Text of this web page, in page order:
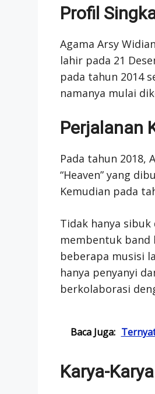
Profil
Agama Arsy
lahir pada 21
pada tahun 2014
namanya mulai
Perjalanan
Pada tahun 2018,
“Heaven” yang
Kemudian pada
Tidak hanya
membentuk band
beberapa musisi
hanya penyanyi
berkolaborasi
Baca Juga:
Karya-